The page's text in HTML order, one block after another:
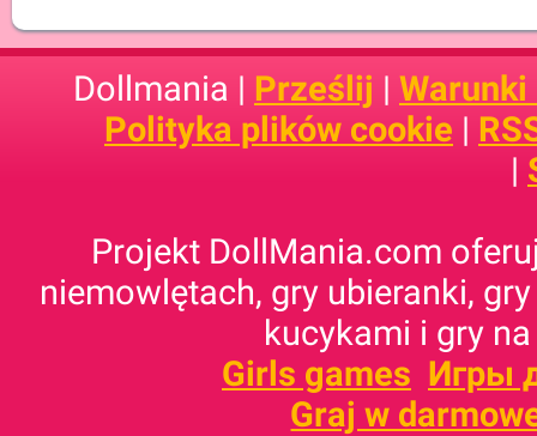
Dollmania | Prześlij |
Polityka plików cookie |
|
Projekt DollMania.com
niemowlętach, gry ubieranki,
kucykami i gry
Girls games Игры
Graj w